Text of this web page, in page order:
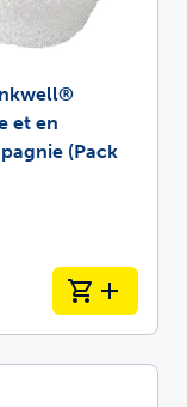
et en
(Pack